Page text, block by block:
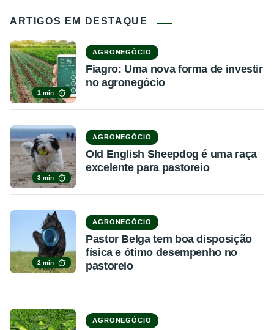
ARTIGOS EM DESTAQUE
1 min
AGRONEGÓCIO
Fiagro: Uma nova forma de investir
no agronegócio
3 min
AGRONEGÓCIO
Old English Sheepdog é uma raça
excelente para pastoreio
2 min
AGRONEGÓCIO
Pastor Belga tem boa disposição
física e ótimo desempenho no
pastoreio
AGRONEGÓCIO